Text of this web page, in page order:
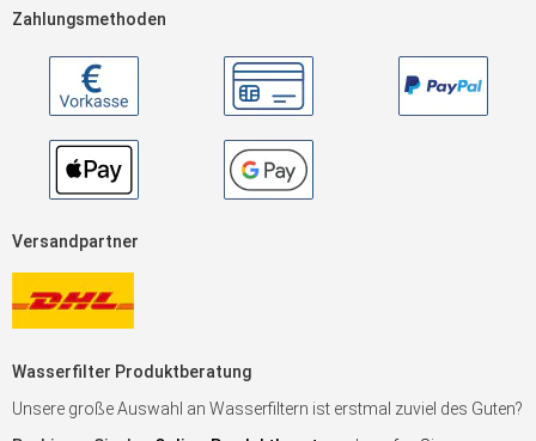
Zahlungsmethoden
Versandpartner
Wasserfilter Produktberatung
Unsere große Auswahl an Wasserfiltern ist erstmal zuviel des Guten?